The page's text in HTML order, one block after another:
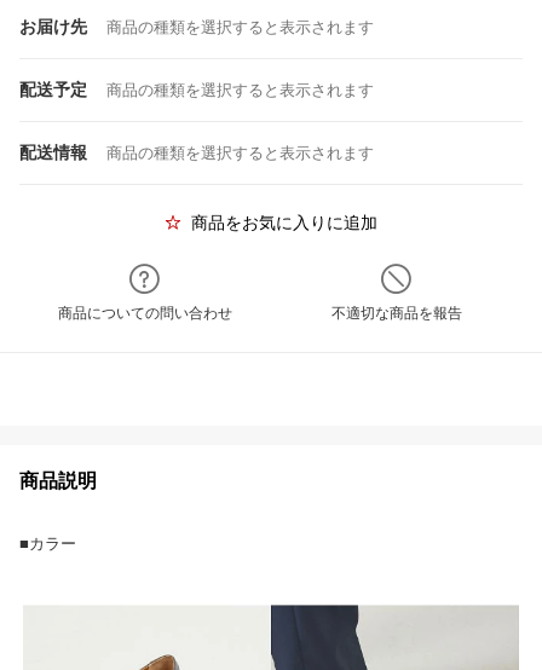
お届け先 商品の種類を選択すると表示されます
配送予定 商品の種類を選択すると表示されます
配送情報 商品の種類を選択すると表示されます
商品をお気に入りに追加
商品についての問い合わせ 不適切な商品を報告
商品説明
■カラー